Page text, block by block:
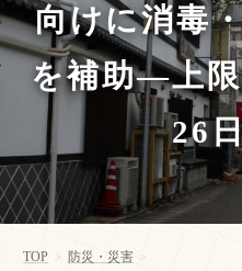
向けに消毒
を補助—上
26
TOP > 防災・災害 >